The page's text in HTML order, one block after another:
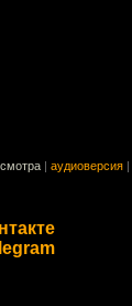
аудиоверсия